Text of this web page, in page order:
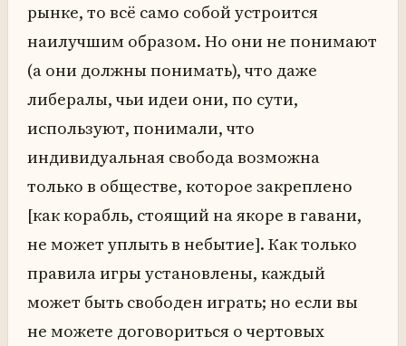
рынке, то всё само собой устроится
наилучшим образом. Но они не понимают
(а они должны понимать), что даже
либералы, чьи идеи они, по сути,
используют, понимали, что
индивидуальная свобода возможна
только в обществе, которое закреплено
[как корабль, стоящий на якоре в гавани,
не может уплыть в небытие]. Как только
правила игры установлены, каждый
может быть свободен играть; но если вы
не можете договориться о чертовых